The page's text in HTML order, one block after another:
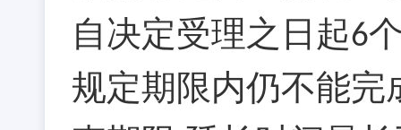
自决定受理之日起6
规定期限内仍不能完